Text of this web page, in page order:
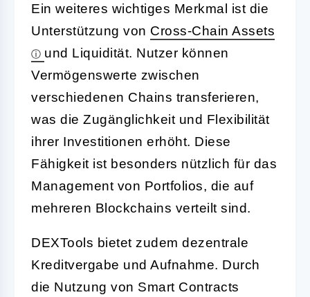
Ein weiteres wichtiges Merkmal ist die
Unterstützung von Cross-Chain Assets
und Liquidität. Nutzer können
Vermögenswerte zwischen
verschiedenen Chains transferieren,
was die Zugänglichkeit und Flexibilität
ihrer Investitionen erhöht. Diese
Fähigkeit ist besonders nützlich für das
Management von Portfolios, die auf
mehreren Blockchains verteilt sind.
DEXTools bietet zudem dezentrale
Kreditvergabe und Aufnahme. Durch
die Nutzung von Smart Contracts